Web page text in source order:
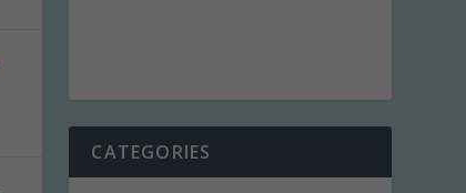
CATEGORIES